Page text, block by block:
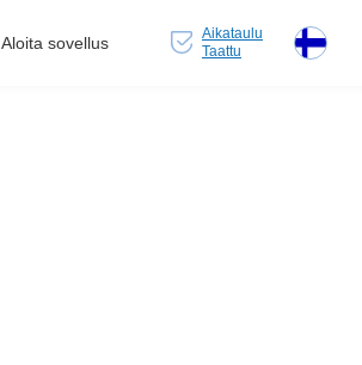
Aloita sovellus
Aikataulu
Taattu